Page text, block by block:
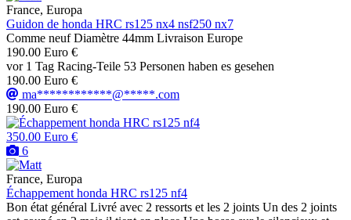
France, Europa
Guidon de honda HRC rs125 nx4 nsf250 nx7
Comme neuf Diamètre 44mm Livraison Europe
190.00 Euro €
vor 1 Tag Racing-Teile 53 Personen haben es gesehen
190.00 Euro €
ma************@*****.com
190.00 Euro €
350.00 Euro €
6
France, Europa
Échappement honda HRC rs125 nf4
Bon état général Livré avec 2 ressorts et les 2 joints Un des 2 joints